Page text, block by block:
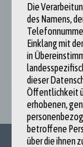
wurden von
Ausdruck
Ansichten
Die
des Namens,
Einklang mit
in
dieser
Öffentlichkeit
erhobenen,
betroffene
über die ihnen